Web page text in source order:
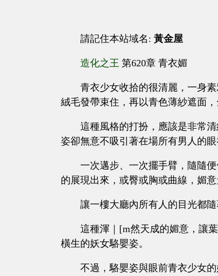
請記住本站域名: 黃金屋
造化之王 第620章 青衣媚
青衣少女收拾的很清麗，一身
絨毛發帶束住，再以青色薄紗遮面
這種風格的打扮，應該是非常
姿卻無意不吸引著在場所有男人的
一次邁步、一次擺手臂，隨隨
的展現出來，或臀或胸或曲線，媚
讓一樓大廳內所有人的目光都
這種渾｜[m然天成的媚意，讓
橫生的妖女駱嬰姿。
不過，駱嬰姿與眼前青衣少女